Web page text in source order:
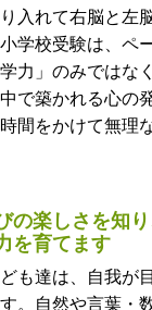
入れて右脳と左
学校受験は、ペ
力」のみではな
で築かれる心の
間をかけて無理
の楽しさを知り
を育てます
も達は、自我が
。自然や言葉・